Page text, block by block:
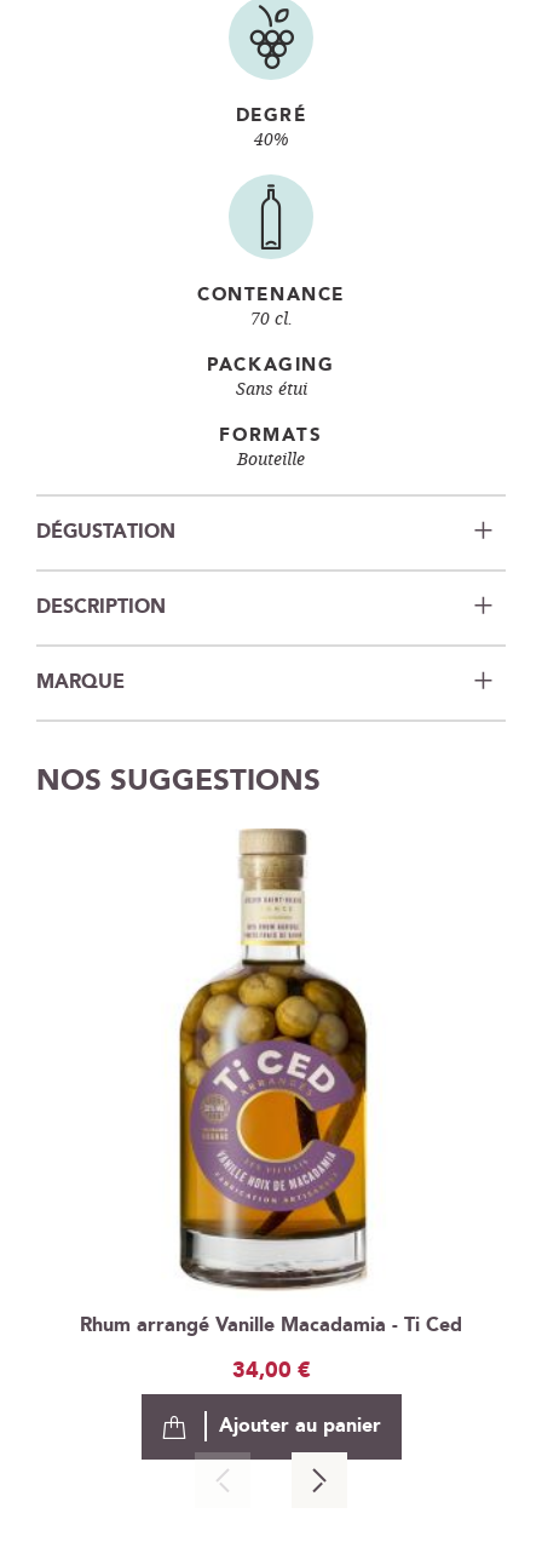
DEGRÉ
40%
CONTENANCE
70 cl.
PACKAGING
Sans étui
FORMATS
Bouteille
DÉGUSTATION
DESCRIPTION
MARQUE
NOS SUGGESTIONS
Rhum arrangé Vanille Macadamia - Ti Ced
34,00 €
Ajouter au panier